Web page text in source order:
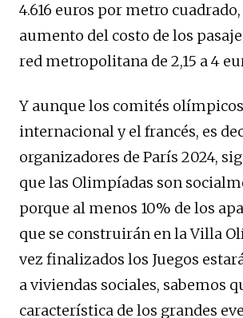
4.616 euros por metro
aumento del costo de los
red metropolitana de 2,15 a 4
Y aunque los comités
internacional y el francés, es
organizadores de París 2024,
que las Olimpíadas son
porque al menos 10% de los
que se construirán en la Villa
vez finalizados los Juegos
a viviendas sociales, sabemos
característica de los grandes